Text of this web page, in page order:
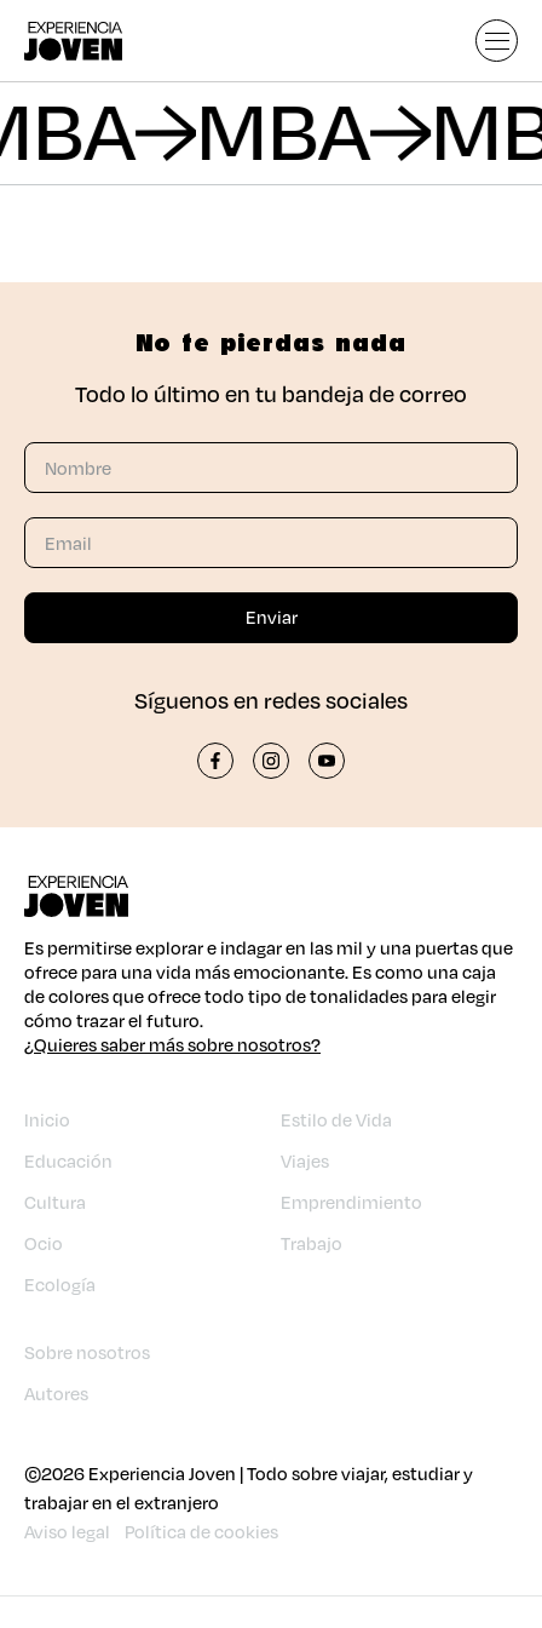
MBA
No te pierdas nada
Todo lo último en tu bandeja de correo
Síguenos en redes sociales
Es permitirse explorar e indagar en las mil y una puertas que
ofrece para una vida más emocionante. Es como una caja
de colores que ofrece todo tipo de tonalidades para elegir
cómo trazar el futuro.
¿Quieres saber más sobre nosotros?
Inicio
Educación
Cultura
Ocio
Ecología
Estilo de Vida
Viajes
Emprendimiento
Trabajo
Sobre nosotros
Autores
©2026 Experiencia Joven | Todo sobre viajar, estudiar y
trabajar en el extranjero
Aviso legal
Política de cookies